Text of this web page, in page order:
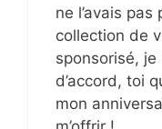
ne l’avais pas
collection de
sponsorisé,
d’accord, toi
mon